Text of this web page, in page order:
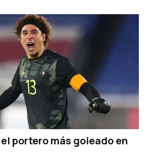
portero más goleado en